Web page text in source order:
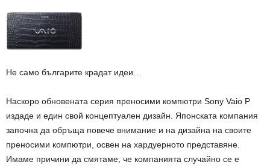
Не само българите крадат идеи…
Наскоро обновената серия преносими компютри Sony Vaio P
издаде и един свой концептуален дизайн. Японската компания
започна да обръща повече внимание и на дизайна на своите
преносими компютри, освен на хардуерното представяне.
Имаме причини да смятаме, че компанията случайно се е